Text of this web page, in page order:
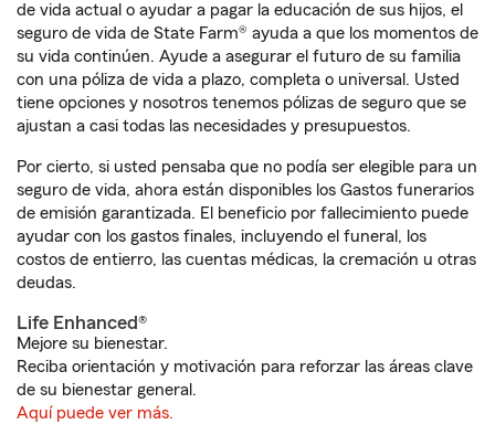
de vida actual o ayudar a pagar la educación de sus hijos, el
seguro de vida de State Farm® ayuda a que los momentos de
su vida continúen. Ayude a asegurar el futuro de su familia
con una póliza de vida a plazo, completa o universal. Usted
tiene opciones y nosotros tenemos pólizas de seguro que se
ajustan a casi todas las necesidades y presupuestos.
Por cierto, si usted pensaba que no podía ser elegible para un
seguro de vida, ahora están disponibles los Gastos funerarios
de emisión garantizada. El beneficio por fallecimiento puede
ayudar con los gastos finales, incluyendo el funeral, los
costos de entierro, las cuentas médicas, la cremación u otras
deudas.
Life Enhanced®
Mejore su bienestar.
Reciba orientación y motivación para reforzar las áreas clave
de su bienestar general.
Aquí puede ver más.